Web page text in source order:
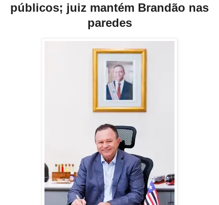
públicos; juiz mantém Brandão nas
paredes